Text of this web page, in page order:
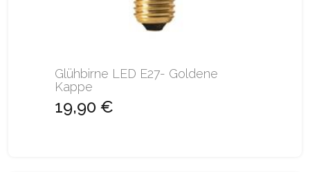
Glühbirne LED E27- Goldene
Kappe
19,90 €